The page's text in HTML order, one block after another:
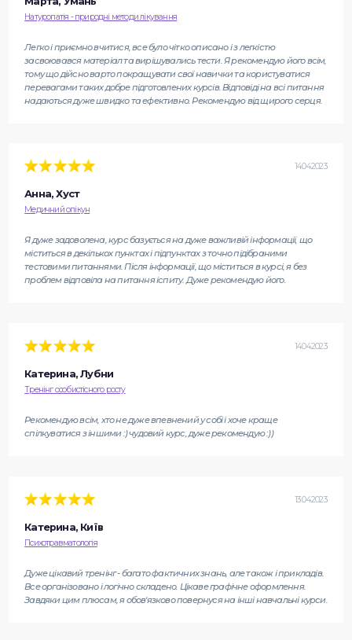
Натуропатія - природні методи лікування
Легко і приємно вчитися, все було чітко описано і з легкістю
засвоювався матеріал та вирішувались тести. Я рекомендую його всім,
тому що дійсно варто покращувати свої навички та користуватися
перевагами таких добре підготовлених курсів. Відповіді на всі питання
надаються дуже швидко та ефективно. Рекомендую від щирого серця.
14.04.2023
Анна, Хуст
Медичний опікун
Я дуже задоволена, курс базується на дуже важливій інформації, що
міститься в декількох пунктах і підпунктах з точно підібраними
тестовими питаннями. Після інформації, що міститься в курсі, я без
проблем відповіла на питання іспиту. Дуже рекомендую його.
14.04.2023
Катерина, Лубни
Тренінг особистісного росту
Рекомендую всім, хто не дуже впевнений у собі і хоче краще
спілкуватися з іншими :) чудовий курс, дуже рекомендую :))
13.04.2023
Катерина, Київ
Психотравматологія
Дуже цікавий тренінг - багато фактичних знань, але також і прикладів.
Все організовано і логічно складено. Цікаве графічне оформлення.
Завдяки цим плюсам, я обов'язково повернуся на інші навчальні курси.